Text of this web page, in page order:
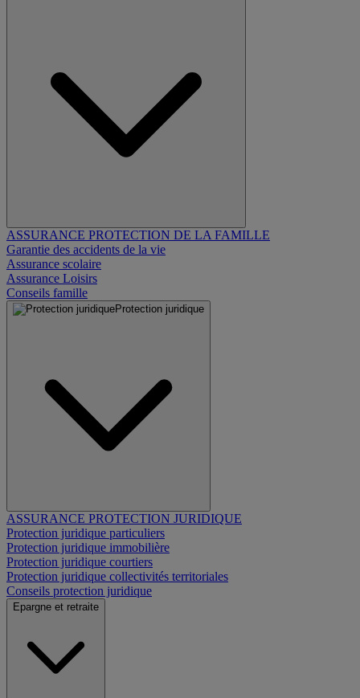
ASSURANCE PROTECTION DE LA FAMILLE
Garantie des accidents de la vie
Assurance scolaire
Assurance Loisirs
Conseils famille
Protection juridique
ASSURANCE PROTECTION JURIDIQUE
Protection juridique particuliers
Protection juridique immobilière
Protection juridique courtiers
Protection juridique collectivités territoriales
Conseils protection juridique
Epargne et retraite